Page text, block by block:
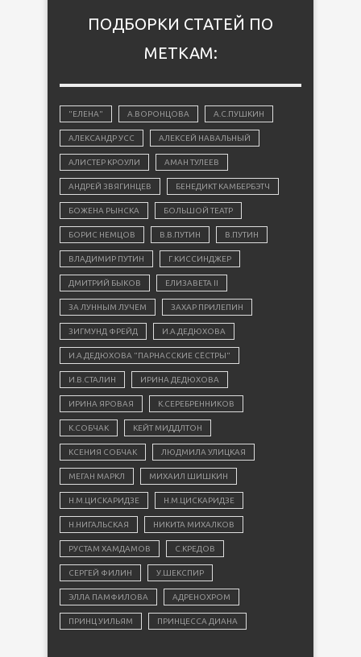
ПОДБОРКИ СТАТЕЙ ПО
МЕТКАМ:
"ЕЛЕНА" А.ВОРОНЦОВА А.С.ПУШКИН
АЛЕКСАНДР УСС АЛЕКСЕЙ НАВАЛЬНЫЙ
АЛИСТЕР КРОУЛИ АМАН ТУЛЕЕВ
АНДРЕЙ ЗВЯГИНЦЕВ БЕНЕДИКТ КАМБЕРБЭТЧ
БОЖЕНА РЫНСКА БОЛЬШОЙ ТЕАТР
БОРИС НЕМЦОВ В.В.ПУТИН В.ПУТИН
ВЛАДИМИР ПУТИН Г.КИССИНДЖЕР
ДМИТРИЙ БЫКОВ ЕЛИЗАВЕТА II
ЗА ЛУННЫМ ЛУЧЕМ ЗАХАР ПРИЛЕПИН
ЗИГМУНД ФРЕЙД И.А.ДЕДЮХОВА
И.А.ДЕДЮХОВА "ПАРНАССКИЕ СЁСТРЫ"
И.В.СТАЛИН ИРИНА ДЕДЮХОВА
ИРИНА ЯРОВАЯ К.СЕРЕБРЕННИКОВ
К.СОБЧАК КЕЙТ МИДДЛТОН
КСЕНИЯ СОБЧАК ЛЮДМИЛА УЛИЦКАЯ
МЕГАН МАРКЛ МИХАИЛ ШИШКИН
Н.М.ЦИСКАРИДЗЕ Н.М.ЦИСКАРИДЗЕ
Н.НИГАЛЬСКАЯ НИКИТА МИХАЛКОВ
РУСТАМ ХАМДАМОВ С.КРЕДОВ
СЕРГЕЙ ФИЛИН У.ШЕКСПИР
ЭЛЛА ПАМФИЛОВА АДРЕНОХРОМ
ПРИНЦ УИЛЬЯМ ПРИНЦЕССА ДИАНА